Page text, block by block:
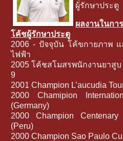
ผู้รักษาประตู
ผลงานในก
โค้ชผู้รักษาประตู
2006 - ปัจจุบัน โค้ขกายภาพ
ไฟฟ้า
2005 โค้ชสโมสรพนักงานยาสู
9
2001 Champion L’aucudia
2000 Chamipion
(Germany)
2000 Champion
(Peru)
2000 Champion Sao Paulo